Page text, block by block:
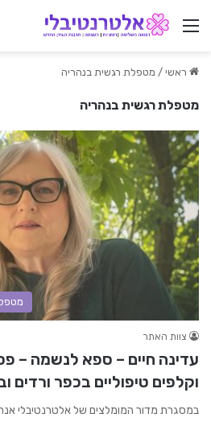
ניווט באתר
ראשי / מטפלת רגשית בנהריה
מטפלת רגשית בנהריה
צוות האתר
עדינה חיים – ספא לנשמה –
וקלפים טיפוליים בכפר ורדים
במסגרת מדור המומלצים של אלטרנטיבלי